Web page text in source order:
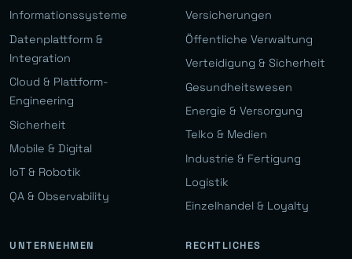
Informationssysteme
Datenplattform &
Integration
Cloud & Plattform-
Engineering
Sicherheit
Mobile & Digital
IoT & Robotik
QA & Observability
Versicherungen
Öffentliche Verwaltung
Verteidigung & Sicherheit
Gesundheitswesen
Energie & Versorgung
Telko & Medien
Industrie & Fertigung
Logistik
Einzelhandel & Loyalty
UNTERNEHMEN RECHTLICHES